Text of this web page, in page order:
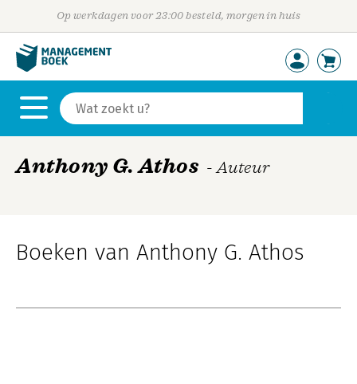
Op werkdagen voor 23:00 besteld, morgen in huis
Anthony G. Athos - Auteur
Boeken van Anthony G. Athos